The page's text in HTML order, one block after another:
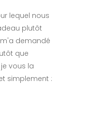
lequel nous
plutôt
demandé
que
vous la
simplement :